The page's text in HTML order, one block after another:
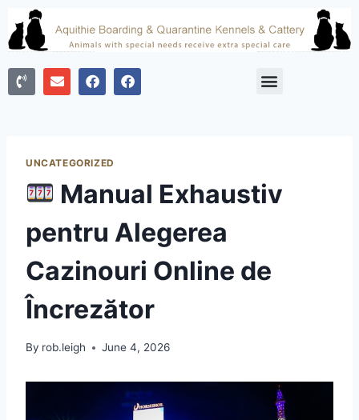
UNCATEGORIZED
Manual Exhaustiv
pentru Alegerea
Cazinouri Online de
Încrezător
By rob.leigh June 4, 2026